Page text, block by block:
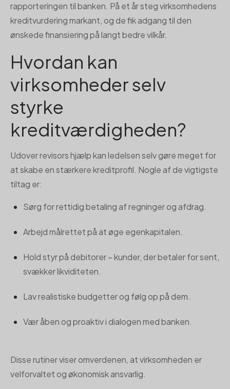
rapporteringen til banken. På et år steg virksomhedens
kreditvurdering markant, og de fik adgang til den
ønskede finansiering på langt bedre vilkår.
Hvordan kan
virksomheder selv
styrke
kreditværdigheden?
Udover revisors hjælp kan ledelsen selv gøre meget for
at skabe en stærkere kreditprofil. Nogle af de vigtigste
tiltag er:
Sørg for rettidig betaling af regninger og afdrag.
Arbejd målrettet på at øge egenkapitalen.
Hold styr på debitorer – kunder, der betaler for sent,
svækker likviditeten.
Lav realistiske budgetter og følg op på dem.
Vær åben og proaktiv i dialogen med banken.
Disse rutiner viser omverdenen, at virksomheden er
velforvaltet og økonomisk ansvarlig.